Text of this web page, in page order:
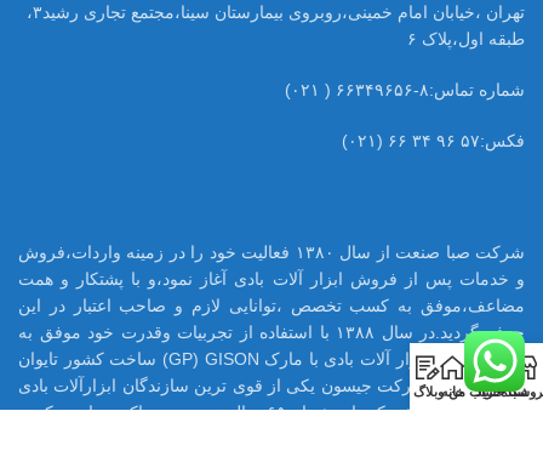
تهران ،خیابان امام خمینی،روبروی بیمارستان سینا،مجتمع تجاری رشید۳،
طبقه اول،پلاک ۶
شماره تماس:۸-۶۶۳۴۹۶۵۶ ( ۰۲۱)
فکس:۵۷ ۹۶ ۳۴ ۶۶ (۰۲۱)
شرکت صبا صنعت از سال ۱۳۸۰ فعالیت خود را در زمینه واردات،فروش
و خدمات پس از فروش ابزار آلات بادی آغاز نمود،و با پشتکار و همت
مضاعف،موفق به کسب تخصص ،توانایی لازم و صاحب اعتبار در این
حرفه گردید.در سال ۱۳۸۸ با استفاده از تجربیات وقدرت خود موفق به
اخذ نمایندگی ابزار آلات بادی با مارک GP) GISON) ساخت کشور تایوان
در ایران شود.شرکت جیسون یکی از قوی ترین سازندگان ابزارآلات بادی
در تایوان می باشد که با بیش از ۶۵ سال تجربه ،هم اکنون تامین کننده
سبد خرید
حساب من
خانهوبلاگ